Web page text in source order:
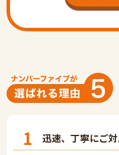
1 迅速、丁寧にご対